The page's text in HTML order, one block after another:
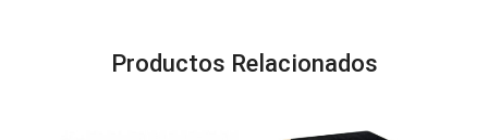
Productos Relacionados